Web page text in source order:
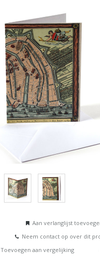
Aan verlanglijst
Neem contact op over dit
Toevoegen aan vergelijking